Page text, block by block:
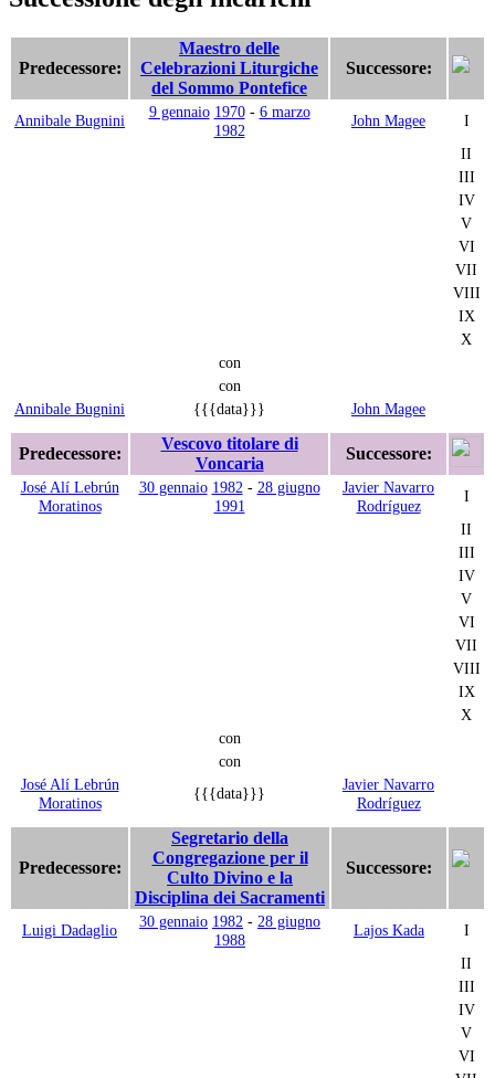
Predecessore:
Maestro delle
Celebrazioni Liturgiche
del Sommo Pontefice
Successore:
Annibale Bugnini 9 gennaio 1970- 6 marzo
1982
John Magee
I
II
III
IV
V
VI
VII
VIII
IX
X
con
con
Annibale Bugnini
{{{data}}} John Magee
Predecessore:
Vescovo titolare di
Voncaria
Successore:
José Alí Lebrún
Moratinos
30 gennaio 1982 - 28 giugno
1991
Javier Navarro
Rodríguez
I
II
III
IV
V
VI
VII
VIII
IX
X
con
con
José Alí Lebrún
Moratinos
{{{data}}}
Javier Navarro
Rodríguez
Predecessore:
Segretario della
Congregazione per il
Culto Divino e la
Disciplina dei Sacramenti
Successore:
Luigi Dadaglio 30 gennaio 1982 - 28 giugno
1988
Lajos Kada
I
II
III
IV
V
VI